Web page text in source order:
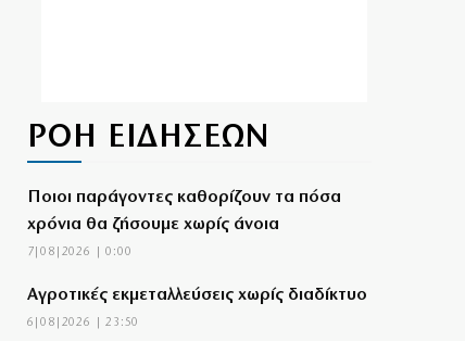
ΡΟΗ ΕΙΔΗΣΕΩΝ
Ποιοι παράγοντες καθορίζουν τα πόσα
χρόνια θα ζήσουμε χωρίς άνοια
7|08|2026 | 0:00
Αγροτικές εκμεταλλεύσεις χωρίς διαδίκτυο
6|08|2026 | 23:50